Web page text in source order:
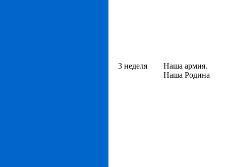
3 неделя
Наша армия.
Наша Родина